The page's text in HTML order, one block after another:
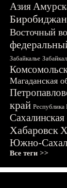
Азия
Биробиджан
Восточный
Забайкалье
Магаданская
край Республика
Сахалинская
Хабаровск
Южно-
Все теги >>